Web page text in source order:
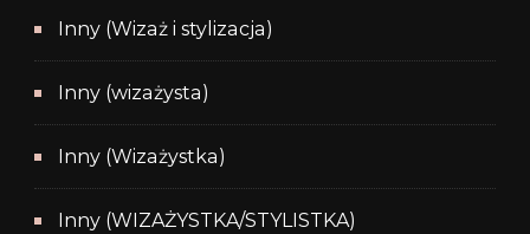
Inny (Wizaż i stylizacja)
Inny (wizażysta)
Inny (Wizażystka)
Inny (WIZAŻYSTKA/STYLISTKA)